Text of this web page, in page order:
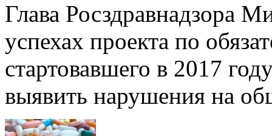
Глава Росздравнадзора
успехах проекта по
стартовавшего в 2017
выявить нарушения на